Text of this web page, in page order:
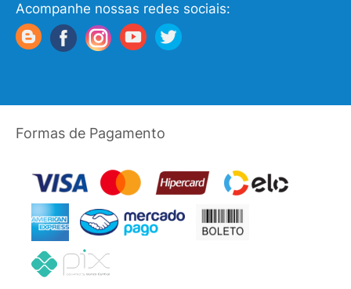
Acompanhe nossas redes sociais:
Formas de Pagamento